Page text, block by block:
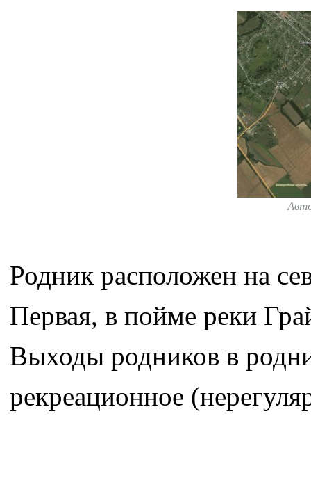
Родник расположен на
Первая, в пойме реки
Выходы родников в
рекреационное